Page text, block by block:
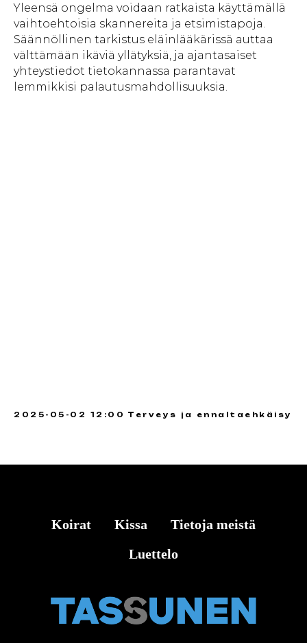
Yleensä ongelma voidaan ratkaista käyttämällä
vaihtoehtoisia skannereita ja etsimistapoja.
Säännöllinen tarkistus eläinlääkärissä auttaa
välttämään ikäviä yllätyksiä, ja ajantasaiset
yhteystiedot tietokannassa parantavat
lemmikkisi palautusmahdollisuuksia.
2025-05-02 12:00 Terveys ja ennaltaehkäisy
Koirat Kissa
Tietoja meistä
Luettelo